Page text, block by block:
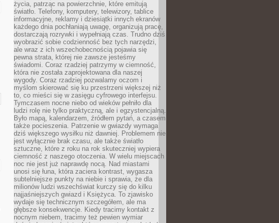
życia, patrząc na powierzchnie, które emitują
światło. Telefony, komputery, telewizory, tablice
informacyjne, reklamy i dziesiątki innych ekranów
każdego dnia pochłaniają uwagę, organizują pracę,
dostarczają rozrywki i wypełniają czas. Trudno dziś
wyobrazić sobie codzienność bez tych narzędzi,
ale wraz z ich wszechobecnością pojawia się
pewna strata, której nie zawsze jesteśmy
świadomi. Coraz rzadziej patrzymy w ciemność,
która nie została zaprojektowana dla naszej
wygody. Coraz rzadziej pozwalamy oczom i
myślom skierować się ku przestrzeni większej niż
to, co mieści się w zasięgu cyfrowego interfejsu.
Tymczasem nocne niebo od wieków pełniło dla
ludzi rolę nie tylko praktyczną, ale i egzystencjalną.
Było mapą, kalendarzem, źródłem pytań, a czasem
także pocieszenia. Patrzenie w gwiazdy wymaga
dziś większego wysiłku niż dawniej. Problemem nie
jest wyłącznie brak czasu, ale także światło
sztuczne, które z roku na rok skuteczniej wypiera
ciemność z naszego otoczenia. W wielu miejscach
noc nie jest już naprawdę nocą. Nad miastami
unosi się łuna, która zaciera kontrast, wygasza
subtelniejsze punkty na niebie i sprawia, że dla
milionów ludzi wszechświat kurczy się do kilku
najjaśniejszych gwiazd i Księżyca. To zjawisko
wydaje się technicznym szczegółem, ale ma
głębsze konsekwencje. Kiedy tracimy kontakt z
nocnym niebem, tracimy też pewien wymiar